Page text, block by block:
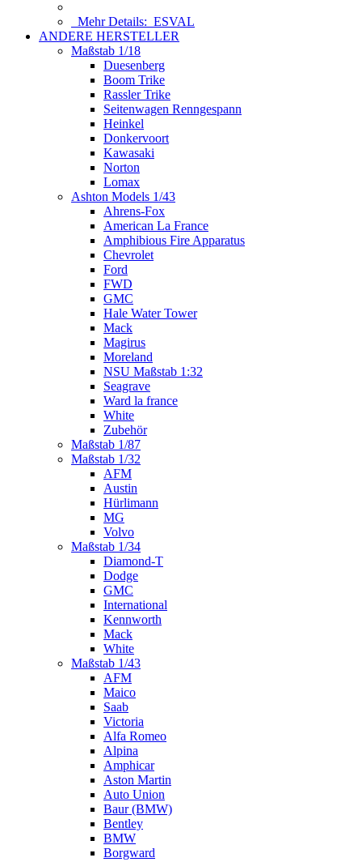
Mehr Details: ESVAL
ANDERE HERSTELLER
Maßstab 1/18
Duesenberg
Boom Trike
Rassler Trike
Seitenwagen Renngespann
Heinkel
Donkervoort
Kawasaki
Norton
Lomax
Ashton Models 1/43
Ahrens-Fox
American La France
Amphibious Fire Apparatus
Chevrolet
Ford
FWD
GMC
Hale Water Tower
Mack
Magirus
Moreland
NSU Maßstab 1:32
Seagrave
Ward la france
White
Zubehör
Maßstab 1/87
Maßstab 1/32
AFM
Austin
Hürlimann
MG
Volvo
Maßstab 1/34
Diamond-T
Dodge
GMC
International
Kennworth
Mack
White
Maßstab 1/43
AFM
Maico
Saab
Victoria
Alfa Romeo
Alpina
Amphicar
Aston Martin
Auto Union
Baur (BMW)
Bentley
BMW
Borgward